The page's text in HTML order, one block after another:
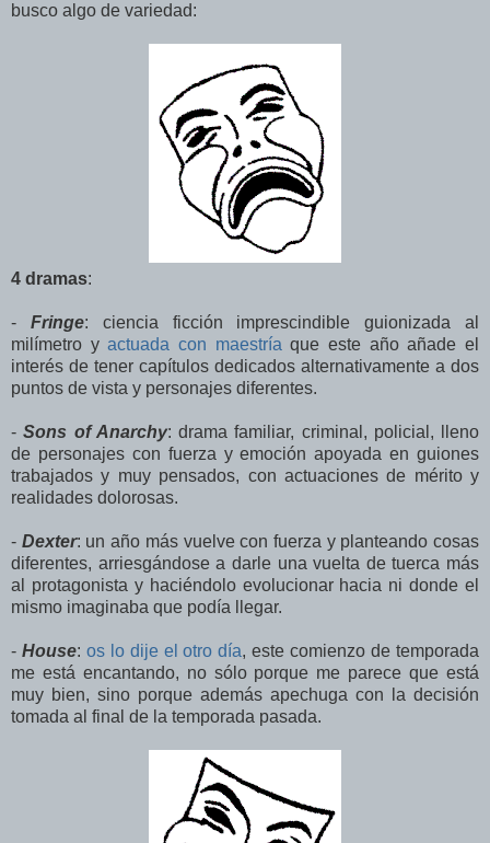
busco algo de variedad:
4 dramas:
- Fringe: ciencia ficción imprescindible guionizada al
milímetro yactuada con maestría que este año añade el
interés de tener capítulos dedicados alternativamente a dos
puntos de vista y personajes diferentes.
-Sons of Anarchy: drama familiar, criminal, policial, lleno
de personajes con fuerza y emoción apoyada en guiones
trabajados y muy pensados, con actuaciones de mérito y
realidades dolorosas.
- Dexter: un año más vuelve con fuerza y planteando cosas
diferentes, arriesgándose a darle una vuelta de tuerca más
al protagonista y haciéndolo evolucionar hacia ni donde el
mismo imaginaba que podía llegar.
- House: os lo dije el otro día, este comienzo de temporada
me está encantando, no sólo porque me parece que está
muy bien, sino porque además apechuga con la decisión
tomada al final de la temporada pasada.